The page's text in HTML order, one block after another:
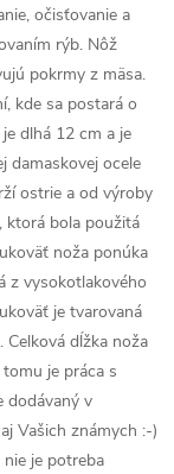
očisťovanie a
rýb. Nôž
pokrmy z mäsa.
kde sa postará o
dlhá 12 cm a je
damaskovej ocele
ostrie a od výroby
ktorá bola použitá
noža ponúka
z vysokotlakového
je tvarovaná
dĺžka noža
je práca s
dodávaný v
Vašich známych :-)
je potreba